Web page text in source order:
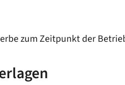
zum Zeitpunkt der